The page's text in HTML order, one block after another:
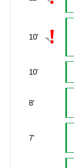
10'
10'
8'
7'